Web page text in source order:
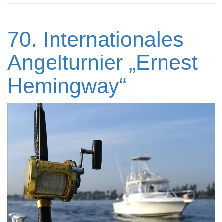
70. Internationales
Angelturnier „Ernest
Hemingway“